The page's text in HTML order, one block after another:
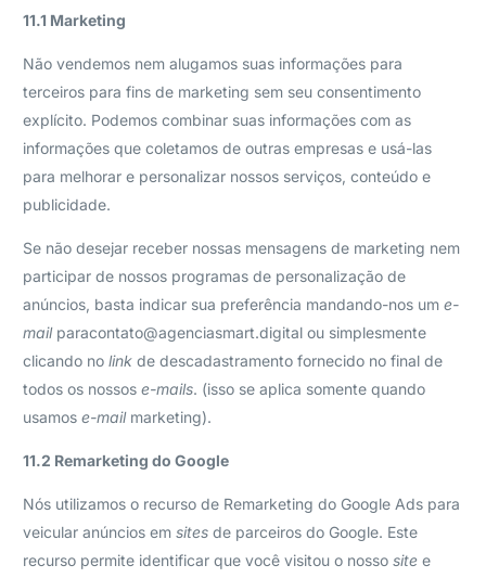
11.1 Marketing
Não vendemos nem alugamos suas informações para
terceiros para fins de marketing sem seu consentimento
explícito. Podemos combinar suas informações com as
informações que coletamos de outras empresas e usá-las
para melhorar e personalizar nossos serviços, conteúdo e
publicidade.
Se não desejar receber nossas mensagens de marketing nem
participar de nossos programas de personalização de
anúncios, basta indicar sua preferência mandando-nos ume-
mail paracontato@agenciasmart.digital ou simplesmente
clicando nolinkde descadastramento fornecido no final de
todos os nossose-mails. (isso se aplica somente quando
usamose-mailmarketing).
11.2 Remarketing do Google
Nós utilizamos o recurso de Remarketing do Google Ads para
veicular anúncios emsitesde parceiros do Google. Este
recurso permite identificar que você visitou o nossositee